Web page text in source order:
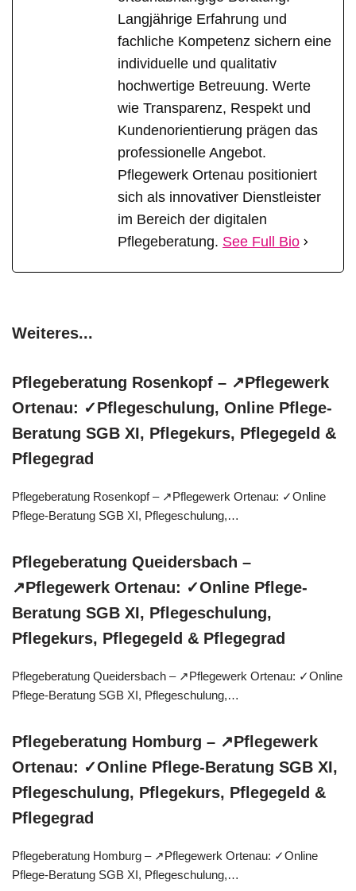
Langjährige Erfahrung und
fachliche Kompetenz sichern eine
individuelle und qualitativ
hochwertige Betreuung. Werte
wie Transparenz, Respekt und
Kundenorientierung prägen das
professionelle Angebot.
Pflegewerk Ortenau positioniert
sich als innovativer Dienstleister
im Bereich der digitalen
Pflegeberatung. See Full Bio
Weiteres...
Pflegeberatung Rosenkopf – ↗️Pflegewerk
Ortenau: ✓Pflegeschulung, Online Pflege-
Beratung SGB XI, Pflegekurs, Pflegegeld &
Pflegegrad
Pflegeberatung Rosenkopf – ↗️Pflegewerk Ortenau: ✓Online
Pflege-Beratung SGB XI, Pflegeschulung,…
Pflegeberatung Queidersbach –
↗️Pflegewerk Ortenau: ✓Online Pflege-
Beratung SGB XI, Pflegeschulung,
Pflegekurs, Pflegegeld & Pflegegrad
Pflegeberatung Queidersbach – ↗️Pflegewerk Ortenau: ✓Online
Pflege-Beratung SGB XI, Pflegeschulung,…
Pflegeberatung Homburg – ↗️Pflegewerk
Ortenau: ✓Online Pflege-Beratung SGB XI,
Pflegeschulung, Pflegekurs, Pflegegeld &
Pflegegrad
Pflegeberatung Homburg – ↗️Pflegewerk Ortenau: ✓Online
Pflege-Beratung SGB XI, Pflegeschulung,…